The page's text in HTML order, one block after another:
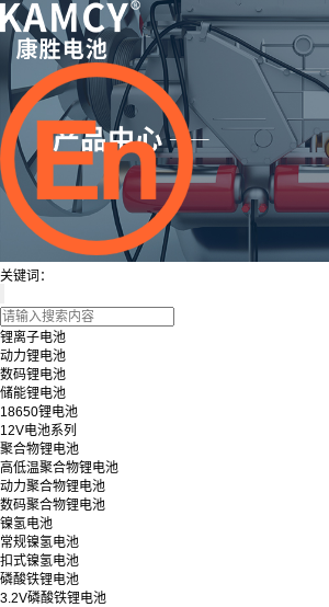
关键词：
锂离子电池
动力锂电池
数码锂电池
储能锂电池
18650锂电池
12V电池系列
聚合物锂电池
高低温聚合物锂电池
动力聚合物锂电池
数码聚合物锂电池
镍氢电池
常规镍氢电池
扣式镍氢电池
磷酸铁锂电池
3.2V磷酸铁锂电池